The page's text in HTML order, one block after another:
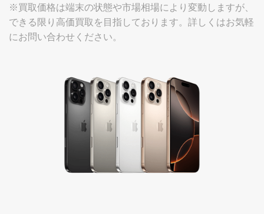
※買取価格は端末の状態や市場相場により変動しますが、
できる限り高価買取を目指しております。詳しくはお気軽
にお問い合わせください。